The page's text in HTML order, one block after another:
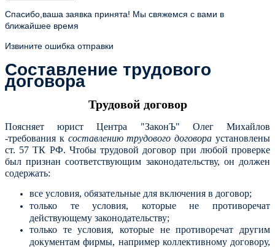
Спасибо,ваша заявка принята! Мы свяжемся с вами в
ближайшее время
Извините ошибка отправки
Составление трудового
договора
Трудовой договор
Поясняет юрист Центра "ЗаконЪ" Олег Михайлов
-требования к составлению трудового договора установлены
ст. 57 ТК РФ. Чтобы трудовой договор при любой проверке
был признан соответствующим законодательству, он должен
содержать:
все условия, обязательные для включения в договор;
только те условия, которые не противоречат
действующему законодательству;
только те условия, которые не противоречат другим
документам фирмы, например коллективному договору,